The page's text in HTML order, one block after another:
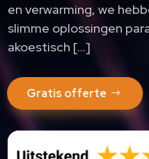
en verwarming, we
slimme oplossingen
akoestisch […]
Gratis offerte